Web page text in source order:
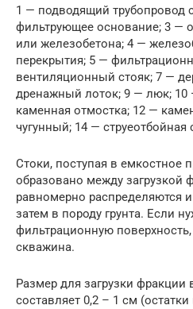
1 — подводящий трубопровод
фильтрующее основание; 3 —
или железобетона; 4 —
перекрытия; 5 —
вентиляционный стояк; 7 —
дренажный лоток; 9 — люк; 10
каменная отмостка; 12 —
чугунный; 14 — струеотбойная
Стоки, поступая в емкостное
образовано между загрузкой
равномерно распределяются
затем в породу грунта. Если
фильтрационную
скважина.
Размер для загрузки фракции
составляет 0,2 – 1 см